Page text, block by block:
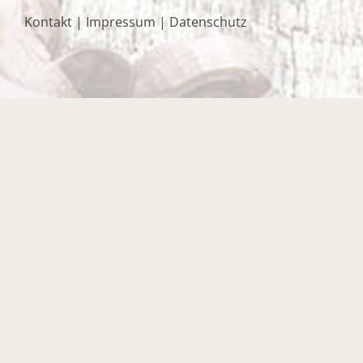
Kontakt | Impressum | Datenschutz